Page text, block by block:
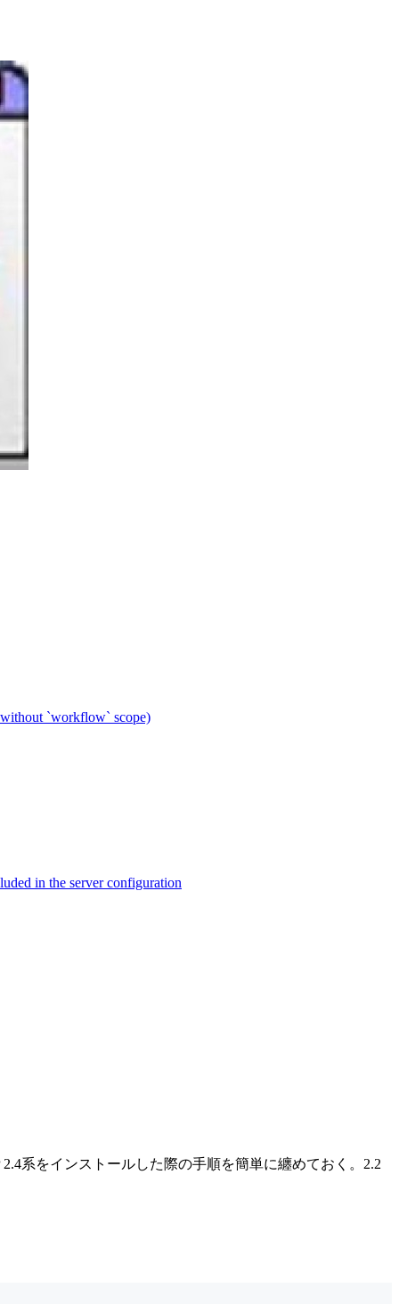
`workflow` scope)
in the server configuration
系をインストールした際の手順を簡単に纏めておく。2.2